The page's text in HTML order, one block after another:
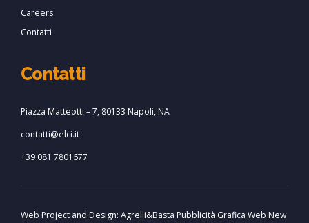
Careers
Contatti
Contatti
Piazza Matteotti – 7, 80133 Napoli, NA
contatti@elci.it
+39 081 7801677
Web Project and Design: Agrelli&Basta Pubblicità Grafica Web New